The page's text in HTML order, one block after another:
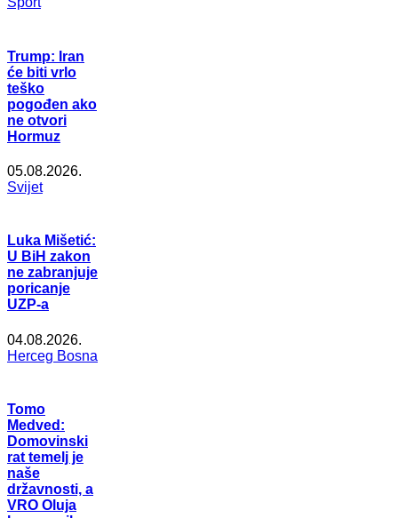
Trump: Iran
će biti vrlo
teško
pogođen ako
ne otvori
Hormuz
05.08.2026.
Svijet
Luka Mišetić:
U BiH zakon
ne zabranjuje
poricanje
UZP-a
04.08.2026.
Herceg Bosna
Tomo
Medved:
Domovinski
rat temelj je
naše
državnosti, a
VRO Oluja